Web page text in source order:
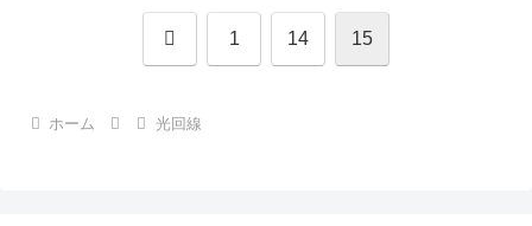
前 1 14 15
ホーム 光回線